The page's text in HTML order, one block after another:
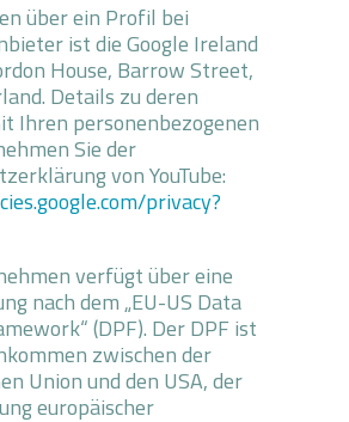
über ein Profil bei
ist die Google Ireland
House, Barrow Street,
Details zu deren
Ihren personenbezogenen
Sie der
von YouTube:
privacy?
verfügt über eine
nach dem „EU-US Data
(DPF). Der DPF ist
zwischen der
Union und den USA, der
europäischer